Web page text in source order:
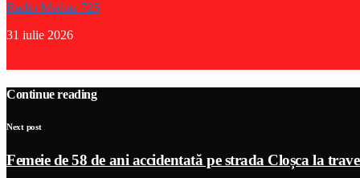
Radio Medias 725
31 iulie 2026
Continue reading
Next post
Femeie de 58 de ani accidentată pe strada Cloșca la